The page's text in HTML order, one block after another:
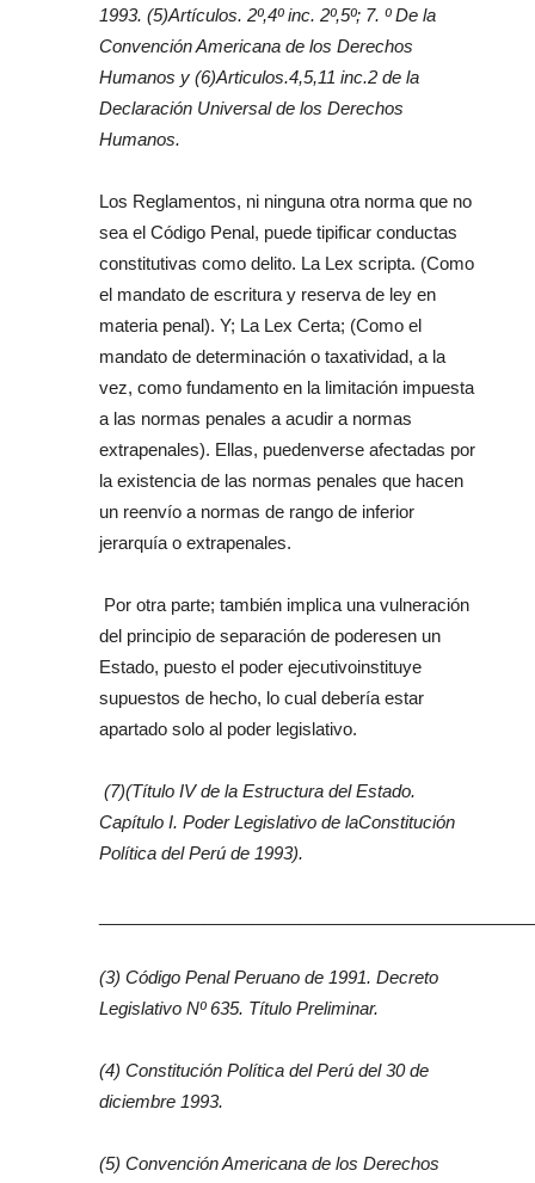
1993. (5)Artículos. 2º,4º inc. 2º,5º; 7. º De la
Convención Americana de los Derechos
Humanos y (6)Articulos.4,5,11 inc.2 de la
Declaración Universal de los Derechos
Humanos.
Los Reglamentos, ni ninguna otra norma que no
sea el Código Penal, puede tipificar conductas
constitutivas como delito. La Lex scripta. (Como
el mandato de escritura y reserva de ley en
materia penal). Y; La Lex Certa; (Como el
mandato de determinación o taxatividad, a la
vez, como fundamento en la limitación impuesta
a las normas penales a acudir a normas
extrapenales). Ellas, puedenverse afectadas por
la existencia de las normas penales que hacen
un reenvío a normas de rango de inferior
jerarquía o extrapenales.
Por otra parte; también implica una vulneración
del principio de separación de poderesen un
Estado, puesto el poder ejecutivoinstituye
supuestos de hecho, lo cual debería estar
apartado solo al poder legislativo.
(7)(Título IV de la Estructura del Estado.
Capítulo I. Poder Legislativo de laConstitución
Política del Perú de 1993).
(3) Código Penal Peruano de 1991. Decreto
Legislativo Nº 635. Título Preliminar.
(4) Constitución Política del Perú del 30 de
diciembre 1993.
(5) Convención Americana de los Derechos